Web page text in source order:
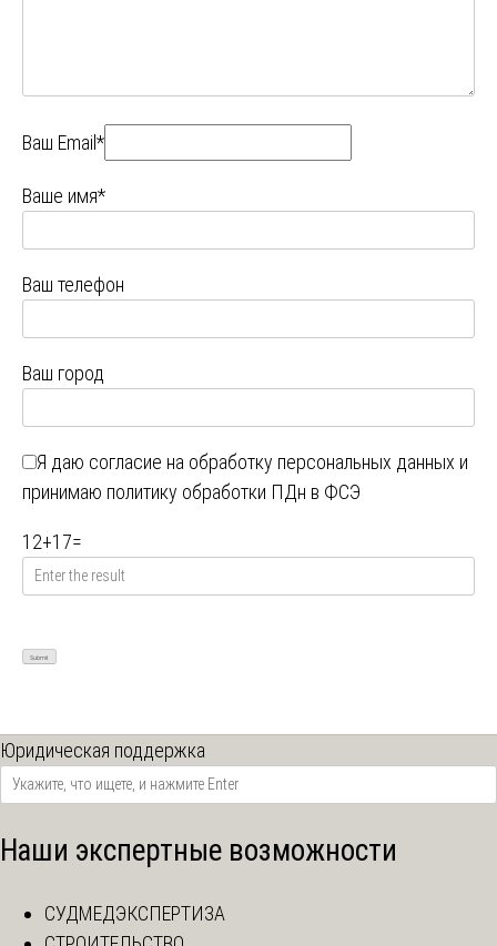
Ваш Email*
Ваше имя*
Ваш телефон
Ваш город
Я даю согласие на обработку персональных данных и
принимаю политику обработки ПДн в ФСЭ
12+17=
Юридическая поддержка
Наши экспертные возможности
СУДМЕДЭКСПЕРТИЗА